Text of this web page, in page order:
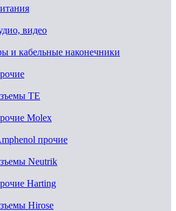
видео
и кабельные наконечники
TE
Molex
прочие
Neutrik
Harting
Hirose